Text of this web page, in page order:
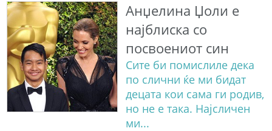
Анџелина Џоли е
најблиска со
посвоениот син
Сите би помислиле дека
по слични ќе ми бидат
децата кои сама ги родив,
но не е така. Најсличен
ми...